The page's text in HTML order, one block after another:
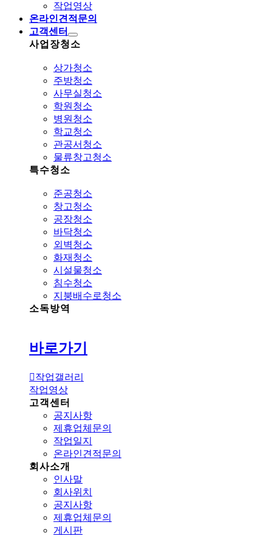
작업영상
온라인견적문의
고객센터
사업장청소
상가청소
주방청소
사무실청소
학원청소
병원청소
학교청소
관공서청소
물류창고청소
특수청소
준공청소
창고청소
공장청소
바닥청소
외벽청소
화재청소
시설물청소
침수청소
지붕배수로청소
소독방역
바로가기
작업갤러리
작업영상
고객센터
공지사항
제휴업체문의
작업일지
온라인견적문의
회사소개
인사말
회사위치
공지사항
제휴업체문의
게시판